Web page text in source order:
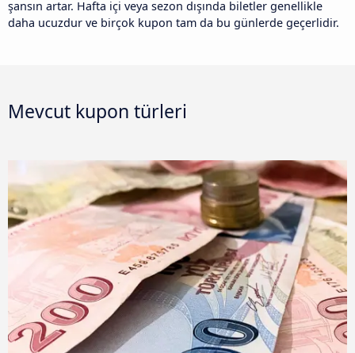
şansın artar. Hafta içi veya sezon dışında biletler genellikle
daha ucuzdur ve birçok kupon tam da bu günlerde geçerlidir.
Mevcut kupon türleri